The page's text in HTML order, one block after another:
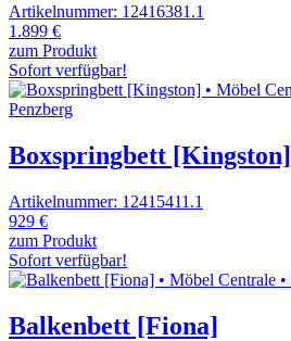
Artikelnummer: 12416381.1
1.899 €
zum Produkt
Sofort verfügbar!
Boxspringbett [Kingston]
Artikelnummer: 12415411.1
929 €
zum Produkt
Sofort verfügbar!
Balkenbett [Fiona]